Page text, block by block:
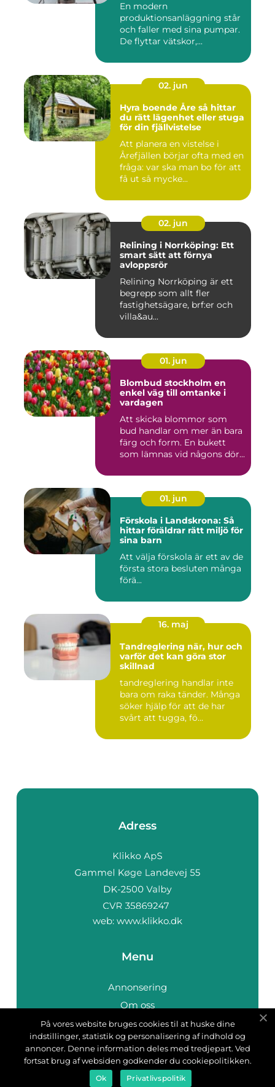
En modern
produktionsanläggning står
och faller med sina pumpar.
De flyttar vätskor,...
02. jun
Hyra boende Åre så hittar
du rätt lägenhet eller stuga
för din fjällvistelse
Att planera en vistelse i
Årefjällen börjar ofta med en
fråga: var ska man bo för att
få ut så mycke...
02. jun
Relining i Norrköping: Ett
smart sätt att förnya
avloppsrör
Relining Norrköping är ett
begrepp som allt fler
fastighetsägare, brf:er och
villa&au...
01. jun
Blombud stockholm en
enkel väg till omtanke i
vardagen
Att skicka blommor som
bud handlar om mer än bara
färg och form. En bukett
som lämnas vid någons dör...
01. jun
Förskola i Landskrona: Så
hittar föräldrar rätt miljö för
sina barn
Att välja förskola är ett av de
första stora besluten många
förä...
16. maj
Tandreglering när, hur och
varför det kan göra stor
skillnad
tandreglering handlar inte
bara om raka tänder. Många
söker hjälp för att de har
svårt att tugga, fö...
Adress
web: www.klikko.dk
Menu
Annonsering
Om oss
Cookies
Kontakta oss
Sitemap
På vores website bruges cookies til at huske dine
indstillinger, statistik og personalisering af indhold og
annoncer. Denne information deles med tredjepart. Ved
fortsat brug af websiden godkender du cookiepolitikken.
Ok Privatlivspolitik